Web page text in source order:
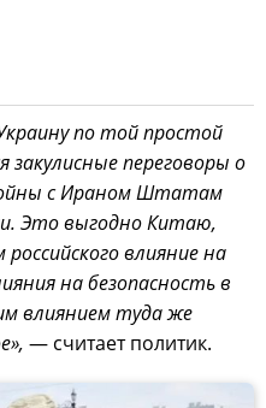
по той простой
переговоры о
с Ираном Штатам
Это выгодно Китаю,
влияние на
на безопасность в
влиянием туда же
— считает политик.